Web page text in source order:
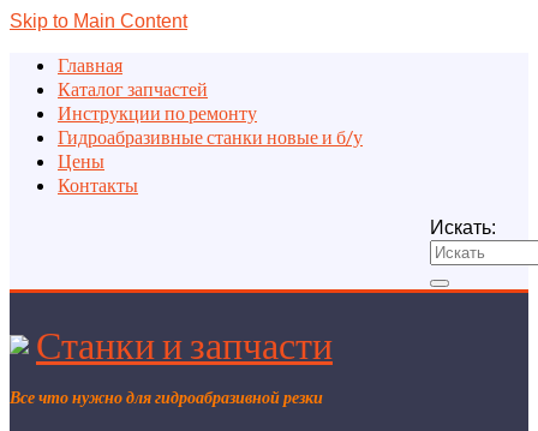
Skip to Main Content
Главная
Каталог запчастей
Инструкции по ремонту
Гидроабразивные станки новые и б/у
Цены
Контакты
Искать:
Станки и запчасти
Все что нужно для гидроабразивной резки